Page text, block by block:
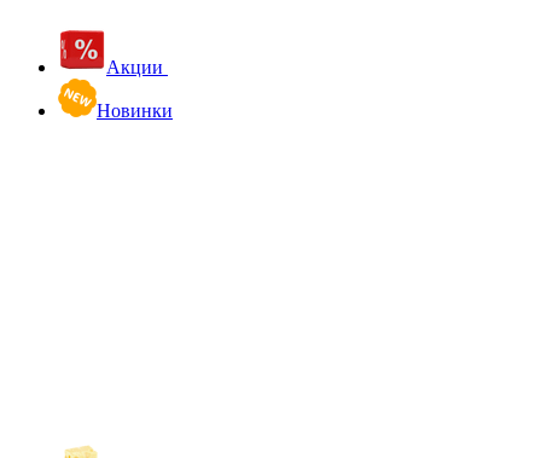
Акции
Новинки